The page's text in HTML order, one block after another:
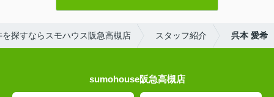
探すならスモハウス阪急高槻店 スタッフ紹介 呉本 愛希
sumohouse阪急高槻店